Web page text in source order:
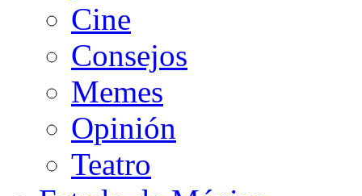
Cine
Consejos
Memes
Opinión
Teatro